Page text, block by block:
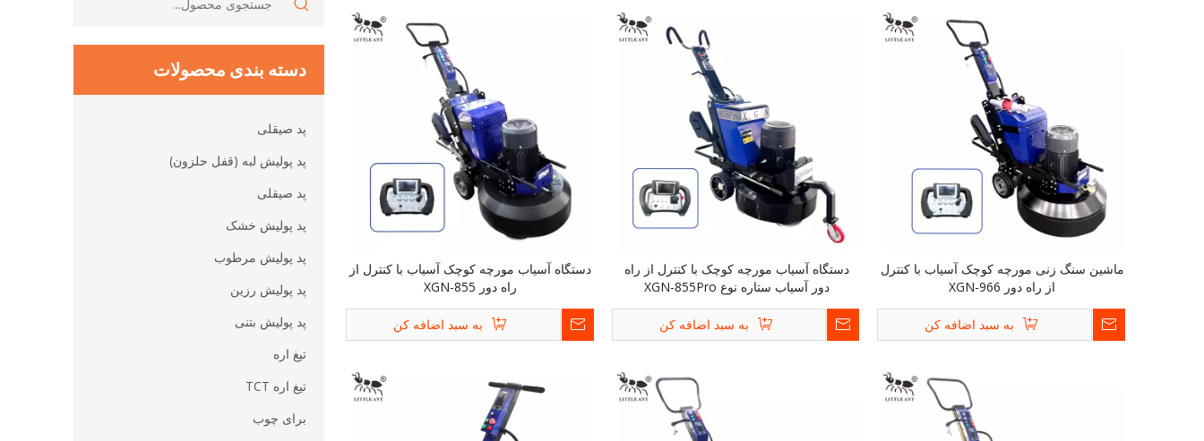
دسته بندی محصولات
پد صیقلی
پد پولیش لبه (قفل حلزون)
پد صیقلی
پد پولیش خشک
پد پولیش مرطوب
پد پولیش رزین
پد پولیش بتنی
تیغ اره
تیغ اره TCT
برای چوب
ماشین سنگ زنی مورچه کوچک آسیاب با کنترل
از راه دور XGN-966
به سبد اضافه کن
دستگاه آسیاب مورچه کوچک با کنترل از راه
دور آسیاب ستاره نوع XGN-855Pro
به سبد اضافه کن
دستگاه آسیاب مورچه کوچک آسیاب با کنترل از
راه دور XGN-855
به سبد اضافه کن